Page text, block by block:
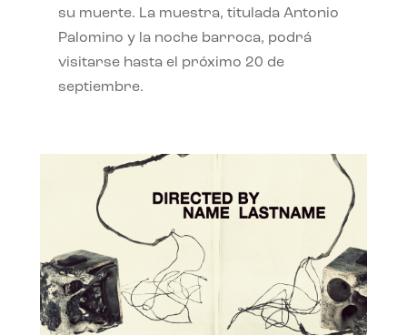
su muerte. La muestra, titulada Antonio
Palomino y la noche barroca, podrá
visitarse hasta el próximo 20 de
septiembre.